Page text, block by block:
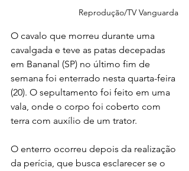
Reprodução/TV Vanguarda
O cavalo que morreu durante uma
cavalgada e teve as patas decepadas
em Bananal (SP) no último fim de
semana foi enterrado nesta quarta-feira
(20). O sepultamento foi feito em uma
vala, onde o corpo foi coberto com
terra com auxílio de um trator.
O enterro ocorreu depois da realização
da perícia, que busca esclarecer se o